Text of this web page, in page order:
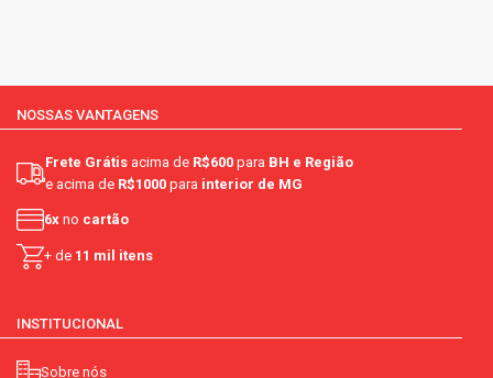
NOSSAS VANTAGENS
Frete Grátis acima de R$600 para BH e Região
e acima de R$1000 para interior de MG
6x no cartão
+ de 11 mil itens
INSTITUCIONAL
Sobre nós